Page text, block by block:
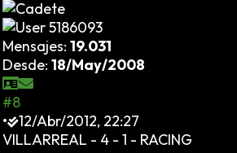
Mensajes: 19.031
Desde: 18/May/2008
#8
•
12/Abr/2012, 22:27
VILLARREAL - 4 - 1 - RACING